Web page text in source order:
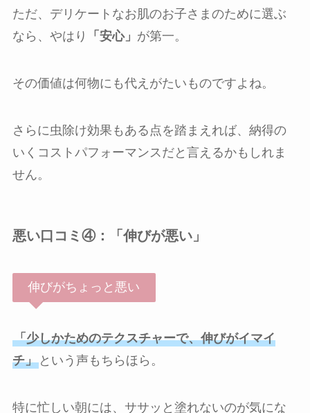
ただ、デリケートなお肌のお子さまのために選ぶ
なら、やはり
「安心」 が第一。
その価値は何物にも代えがたいものですよね。
さらに虫除け効果もある点を踏まえれば、納得の
いくコストパフォーマンスだと言えるかもしれま
せん。
悪い口コミ④：「伸びが悪い」
伸びがちょっと悪い
「少しかためのテクスチャーで、伸びがイマイ
チ」という声もちらほら。
特に忙しい朝には、ササッと塗れないのが気にな